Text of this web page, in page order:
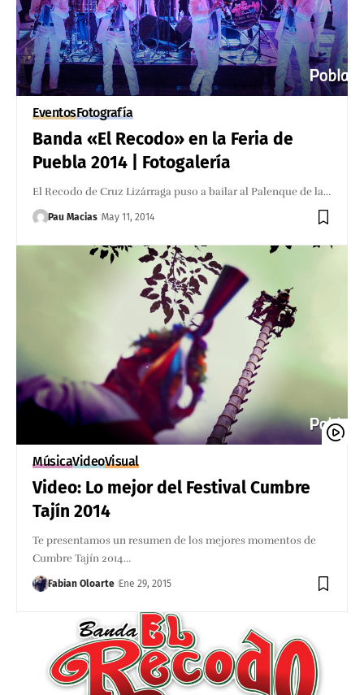
EventosFotografía
Banda «El Recodo» en la Feria de
Puebla 2014 | Fotogalería
El Recodo de Cruz Lizárraga puso a bailar al Palenque de la…
Pau Macias May 11, 2014
MúsicaVideoVisual
Video: Lo mejor del Festival Cumbre
Tajín 2014
Te presentamos un resumen de los mejores momentos de
Cumbre Tajín 2014…
Fabian Oloarte Ene 29, 2015